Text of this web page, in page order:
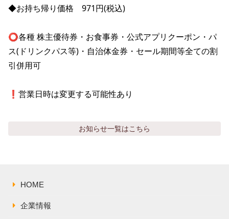
その他IR資料
IRお問い合わせ
◆お持ち帰り価格　971円(税込)
⭕️各種 株主優待券・お食事券・公式アプリクーポン・パ
ス(ドリンクパス等)・自治体金券・セール期間等全ての割
引併用可
❗️営業日時は変更する可能性あり
お知らせ一覧はこちら
HOME
企業情報